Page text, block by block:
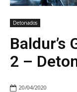
Detonados
Baldur’s
2 –
20/04/2020